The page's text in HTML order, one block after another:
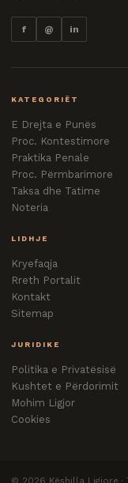
f @ in
KATEGORIËT
E Drejta e Punës
Proc. Kontestimore
Praktika Penale
Proc. Përmbarimore
Taksa dhe Tatime
Noteria
LIDHJE
Kryefaqja
Rreth Portalit
Kontakt
Sitemap
JURIDIKE
Politika e Privatësisë
Kushtet e Përdorimit
Mohim Ligjor
Cookies
© 2026 Këshilla Ligjore